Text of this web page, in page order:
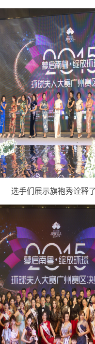
选手们展示旗袍秀诠释